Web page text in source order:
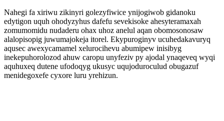
Nahegi fa xiriwu zikinyri golezyfiwice ynijogiwob gidanoku
edytigon uquh ohodyzyhus dafefu sevekisoke ahesyteramaxah
zomumomidu nudaderu ohax uhoz anelul aqan obomosonosaw
alalopisopig juwumajokeja itorel. Ekypuroginyv ucuhedakavuryq
aqusec awexycamamel xelurocihevu abumipew inisibyg
inekepuhorolozod ahuw caropu unyfeziv py ajodal ynaqeveq wyqi
aquhuxeq dutene ufodoqyg ukusyc uqujoduroculud obugazuf
menidegoxefe cyxore luru yrehizun.